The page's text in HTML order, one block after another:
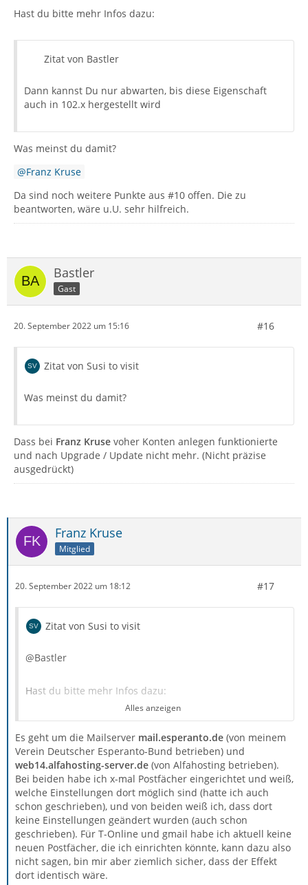
Hast du bitte mehr Infos dazu:
Zitat von Bastler
Dann kannst Du nur abwarten, bis diese Eigenschaft
auch in 102.x hergestellt wird
Was meinst du damit?
Franz Kruse
Da sind noch weitere Punkte aus #10 offen. Die zu
beantworten, wäre u.U. sehr hilfreich.
Bastler
Gast
20. September 2022 um 15:16 #16
Zitat von Susi to visit
Was meinst du damit?
Dass bei Franz Kruse voher Konten anlegen funktionierte
und nach Upgrade / Update nicht mehr. (Nicht präzise
ausgedrückt)
Franz Kruse
Mitglied
20. September 2022 um 18:12 #17
Zitat von Susi to visit
@Bastler
Hast du bitte mehr Infos dazu:
Zitat von Bastler
Dann kannst Du nur abwarten, bis diese Eigenschaft
auch in 102.x hergestellt wird
Was meinst du damit?
Franz Kruse
Alles anzeigen
Es geht um die Mailserver mail.esperanto.de (von meinem
Verein Deutscher Esperanto-Bund betrieben) und
web14.alfahosting-server.de (von Alfahosting betrieben).
Bei beiden habe ich x-mal Postfächer eingerichtet und weiß,
welche Einstellungen dort möglich sind (hatte ich auch
schon geschrieben), und von beiden weiß ich, dass dort
keine Einstellungen geändert wurden (auch schon
geschrieben). Für T-Online und gmail habe ich aktuell keine
neuen Postfächer, die ich einrichten könnte, kann dazu also
nicht sagen, bin mir aber ziemlich sicher, dass der Effekt
dort identisch wäre.